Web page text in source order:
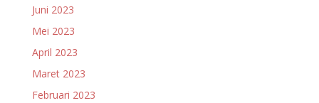
Juni 2023
Mei 2023
April 2023
Maret 2023
Februari 2023